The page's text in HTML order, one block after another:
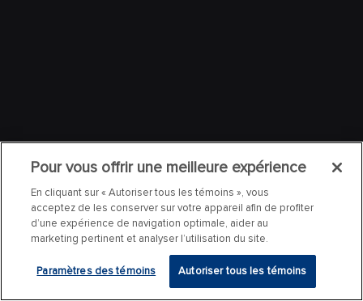
Pour vous offrir une meilleure expérience
En cliquant sur « Autoriser tous les témoins », vous
acceptez de les conserver sur votre appareil afin de profiter
d’une expérience de navigation optimale, aider au
marketing pertinent et analyser l’utilisation du site.
Paramètres des témoins Autoriser tous les témoins